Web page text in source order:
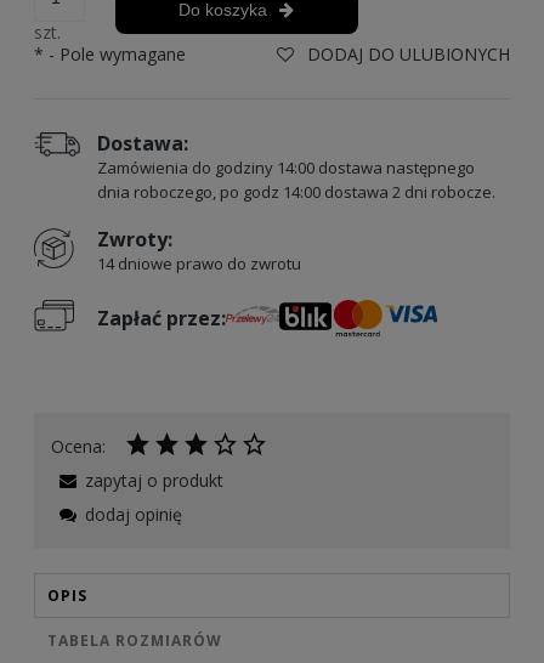
szt.
Do koszyka
DODAJ DO ULUBIONYCH
* - Pole wymagane
Dostawa:
Zamówienia do godziny 14:00 dostawa następnego
dnia roboczego, po godz 14:00 dostawa 2 dni robocze.
Zwroty:
14 dniowe prawo do zwrotu
Zapłać przez:
Ocena:
zapytaj o produkt
dodaj opinię
OPIS
TABELA ROZMIARÓW